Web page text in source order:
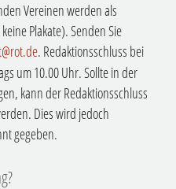
Vereinen werden als
Plakate). Senden Sie
. Redaktionsschluss bei
um 10.00 Uhr. Sollte in der
kann der Redaktionsschluss
Dies wird jedoch
gegeben.